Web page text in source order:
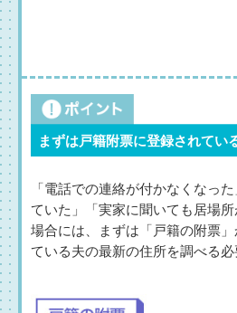
まずは戸籍附票に登録されてい
「電話での連絡が付かなくなっ
ていた」「実家に聞いても居場
場合には、まずは「戸籍の附票
ている夫の最新の住所を調べる必